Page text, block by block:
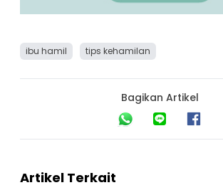
ibu hamil tips kehamilan
Bagikan Artikel
Artikel Terkait